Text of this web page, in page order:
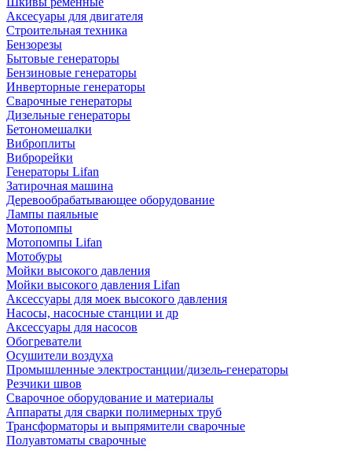
Аксесуары для двигателя
Строительная техника
Бензорезы
Бытовые генераторы
Бензиновые генераторы
Инверторные генераторы
Сварочные генераторы
Дизельные генераторы
Бетономешалки
Виброплиты
Виброрейки
Генераторы Lifan
Затирочная машина
Деревообрабатывающее оборудование
Лампы паяльные
Мотопомпы
Мотопомпы Lifan
Мотобуры
Мойки высокого давления
Мойки высокого давления Lifan
Аксессуары для моек высокого давления
Насосы, насосные станции и др
Аксессуары для насосов
Обогреватели
Осушители воздуха
Промышленные электростанции/дизель-генераторы
Резчики швов
Сварочное оборудование и материалы
Аппараты для сварки полимерных труб
Трансформаторы и выпрямители сварочные
Полуавтоматы сварочные